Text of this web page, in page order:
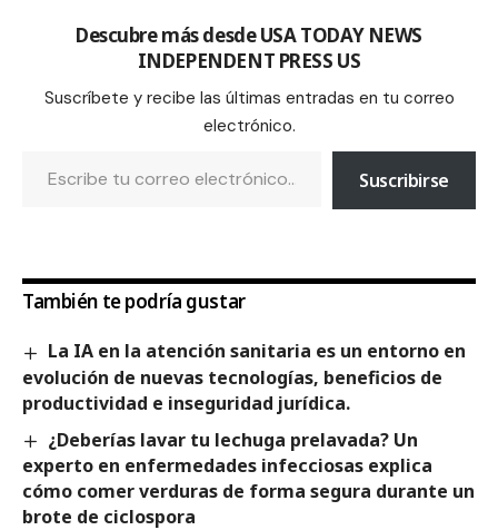
Descubre más desde USA TODAY NEWS
INDEPENDENT PRESS US
Suscríbete y recibe las últimas entradas en tu correo
electrónico.
Suscribirse
También te podría gustar
La IA en la atención sanitaria es un entorno en
evolución de nuevas tecnologías, beneficios de
productividad e inseguridad jurídica.
¿Deberías lavar tu lechuga prelavada? Un
experto en enfermedades infecciosas explica
cómo comer verduras de forma segura durante un
brote de ciclospora